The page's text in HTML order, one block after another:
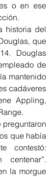
o en ese
historia del
que
Douglas
de
mantenido
cadáveres
Appling,
que había
contestó:
la morgue